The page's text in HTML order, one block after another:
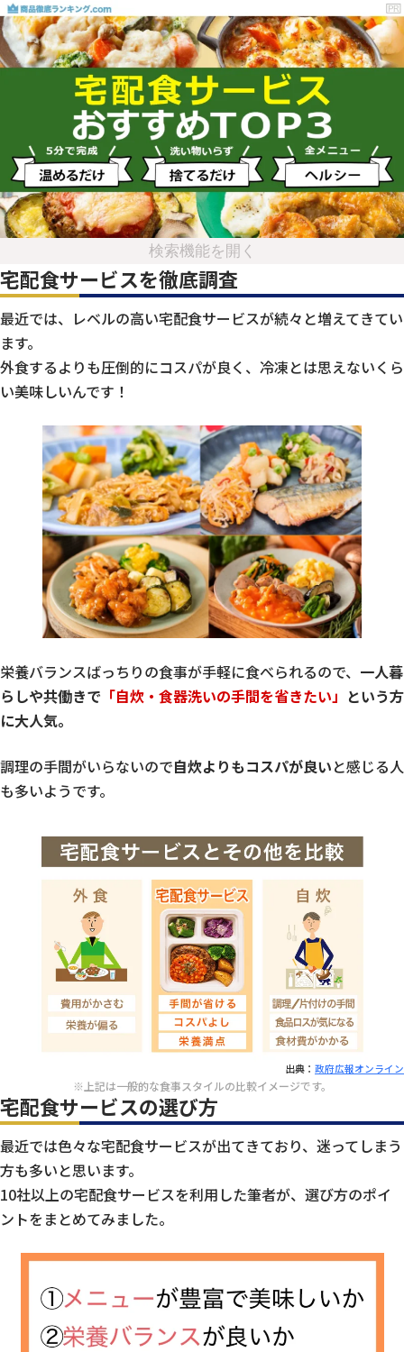
検索機能を開く
宅配食サービスを徹底調査
最近では、レベルの高い宅配食サービスが続々と増えてきてい
ます。
外食するよりも圧倒的にコスパが良く、冷凍とは思えないくら
い美味しいんです！
栄養バランスばっちりの食事が手軽に食べられるので、 一人暮
らしや共働きで 「自炊・食器洗いの手間を省きたい」 という方
に大人気。
調理の手間がいらないので自炊よりもコスパが良いと感じる人
も多いようです。
出典： 政府広報オンライン
※上記は一般的な食事スタイルの比較イメージです。
宅配食サービスの選び方
最近では色々な宅配食サービスが出てきており、迷ってしまう
方も多いと思います。
10社以上の宅配食サービスを利用した筆者が、選び方のポイ
ントをまとめてみました。